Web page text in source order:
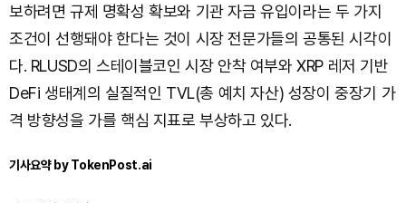
보하려면 규제 명확성 확보와 기관 자금 유입이라는 두 가지
조건이 선행돼야 한다는 것이 시장 전문가들의 공통된 시각이
다. RLUSD의 스테이블코인 시장 안착 여부와 XRP 레저 기반
DeFi 생태계의 실질적인 TVL(총 예치 자산) 성장이 중장기 가
격 방향성을 가를 핵심 지표로 부상하고 있다.
기사요약 by TokenPost.ai